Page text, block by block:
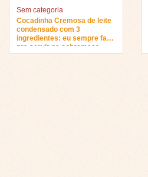
Sem categoria
Cocadinha Cremosa de leite
condensado com 3
ingredientes: eu sempre faço
pra servir na sobremesa…